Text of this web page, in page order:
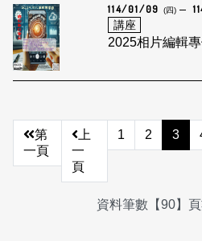
114/01/09 (四)
講座
2025相片編輯
第
一頁
上
一
頁
1 2 3
資料筆數【90】頁